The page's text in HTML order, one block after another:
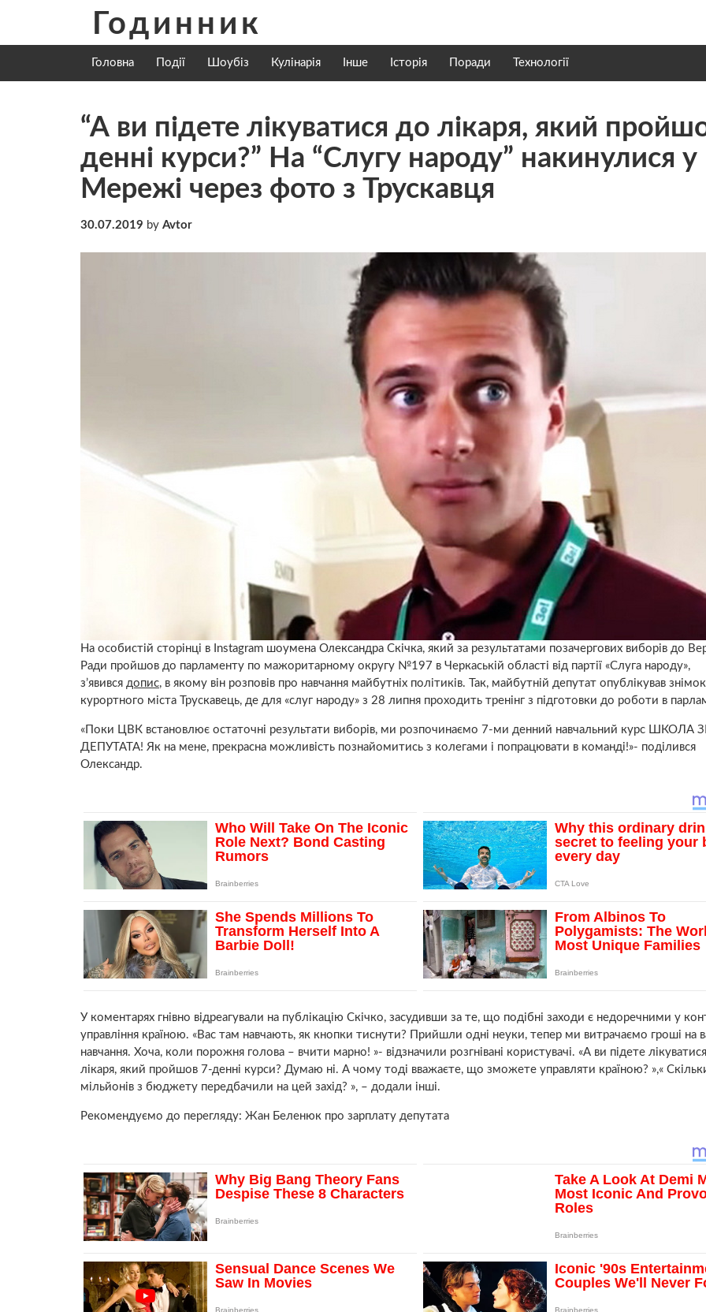
content
Годинник
Головна Події Шоубіз Кулінарія Інше Історія Поради Технології
“А ви підете лікуватися до лікаря, який
денні курси?” На “Слугу народу” накинулися у
Мережі через фото з Трускавця
30.07.2019 by Avtor
На особистій сторінці в Instagram шоумена Олександра Скічка, який за результатами позачергових виборів до
Ради пройшов до парламенту по мажоритарному округу №197 в Черкаській області від партії «Слуга народу»,
з’явився допис, в якому він розповів про навчання майбутніх політиків. Так, майбутній депутат опублікував
курортного міста Трускавець, де для «слуг народу» з 28 липня проходить тренінг з підготовки до роботи в
«Поки ЦВК встановлює остаточні результати виборів, ми розпочинаємо 7-ми денний навчальний курс ШКОЛА
ДЕПУТАТА! Як на мене, прекрасна можливість познайомитись з колегами і попрацювати в команді!»- поділився
Олександр.
У коментарях гнівно відреагували на публікацію Скічко, засудивши за те, що подібні заходи є недоречними у
управління країною. «Вас там навчають, як кнопки тиснути? Прийшли одні неуки, тепер ми витрачаємо гроші на
навчання. Хоча, коли порожня голова – вчити марно! »- відзначили розгнівані користувачі. «А ви підете
лікаря, який пройшов 7-денні курси? Думаю ні. А чому тоді вважаєте, що зможете управляти країною? »,«
мільйонів з бюджету передбачили на цей захід? », – додали інші.
Рекомендуємо до перегляду: Жан Беленюк про зарплату депутата